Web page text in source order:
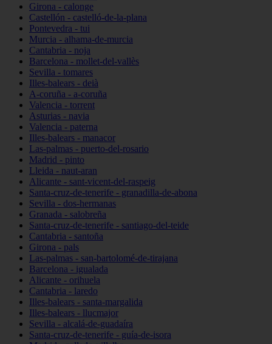
Girona - calonge
Castellón - castelló-de-la-plana
Pontevedra - tui
Murcia - alhama-de-murcia
Cantabria - noja
Barcelona - mollet-del-vallès
Sevilla - tomares
Illes-balears - deià
A-coruña - a-coruña
Valencia - torrent
Asturias - navia
Valencia - paterna
Illes-balears - manacor
Las-palmas - puerto-del-rosario
Madrid - pinto
Lleida - naut-aran
Alicante - sant-vicent-del-raspeig
Santa-cruz-de-tenerife - granadilla-de-abona
Sevilla - dos-hermanas
Granada - salobreña
Santa-cruz-de-tenerife - santiago-del-teide
Cantabria - santoña
Girona - pals
Las-palmas - san-bartolomé-de-tirajana
Barcelona - igualada
Alicante - orihuela
Cantabria - laredo
Illes-balears - santa-margalida
Illes-balears - llucmajor
Sevilla - alcalá-de-guadaíra
Santa-cruz-de-tenerife - guía-de-isora